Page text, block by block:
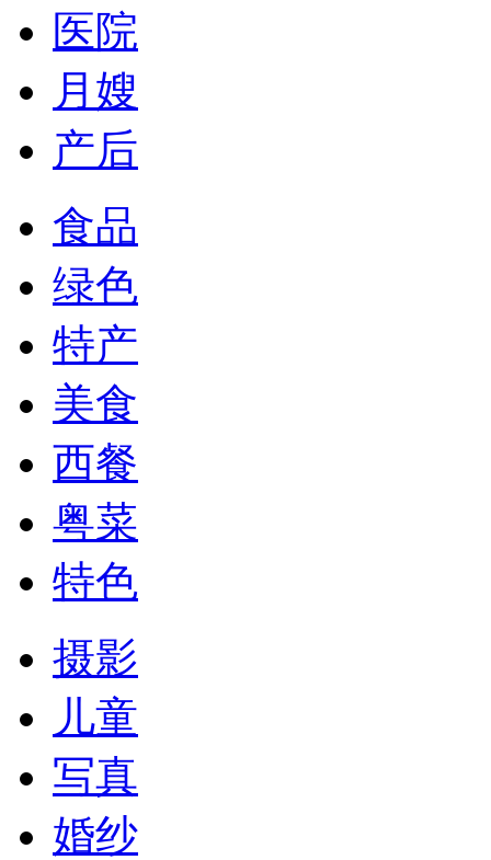
医院
月嫂
产后
食品
绿色
特产
美食
西餐
粤菜
特色
摄影
儿童
写真
婚纱